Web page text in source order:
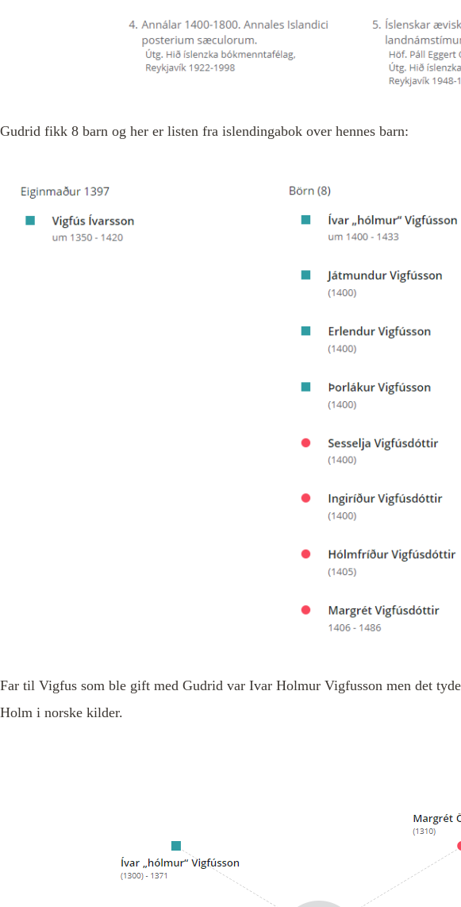
Gudrid fikk 8 barn og her er listen fra islendingabok over hennes barn:
Far til Vigfus som ble gift med Gudrid var Ivar Holmur Vigfusson men det
Holm i norske kilder.